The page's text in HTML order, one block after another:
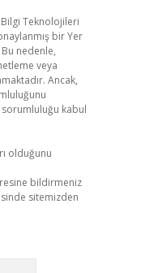
Bilgi Teknolojileri
bir Yer
nedenle,
veya
Ancak,
kabul
olduğunu
bildirmeniz
sitemizden